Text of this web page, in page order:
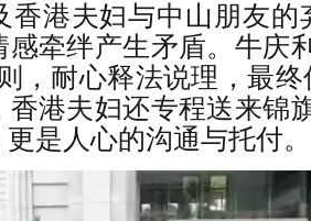
香港夫妇与中山朋友的
感牵绊产生矛盾。牛庆
，耐心释法说理，最
香港夫妇还专程送来锦
是人心的沟通与托付